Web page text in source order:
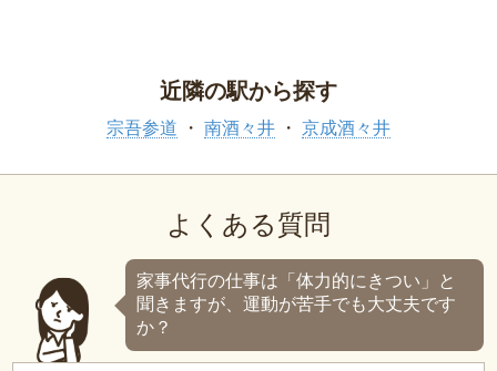
近隣の駅から探す
宗吾参道 南酒々井 京成酒々井
よくある質問
家事代行の仕事は「体力的にきつい」と
聞きますが、運動が苦手でも大丈夫です
か？